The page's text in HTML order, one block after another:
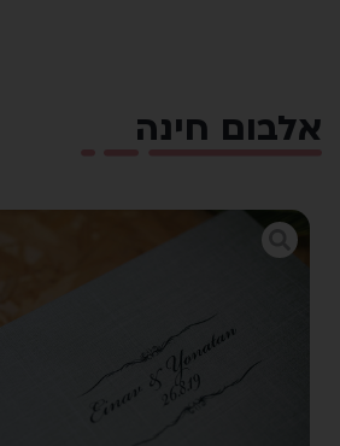
אלבום חינה